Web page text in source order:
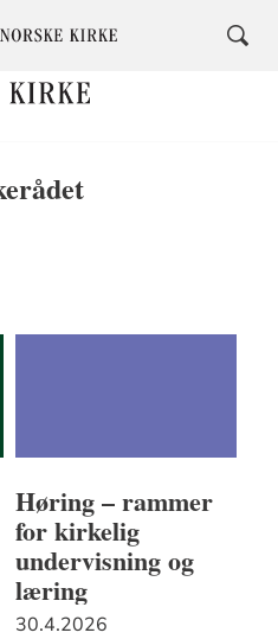
Høring – rammer
for kirkelig
undervisning og
læring
30.4.2026